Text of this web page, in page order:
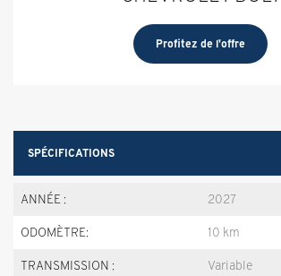
SPÉCIFICATIONS
ANNÉE : 2027
ODOMÈTRE: 10 km
TRANSMISSION : Variable
Profitez de l'offre